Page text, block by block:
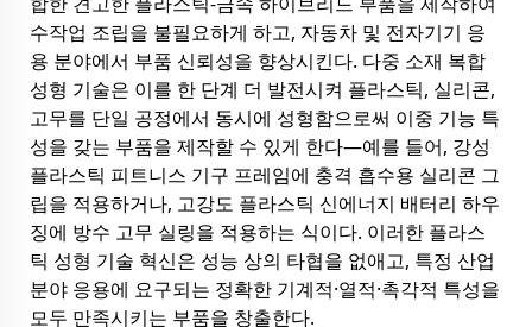
수작업 조립을 불필요하게 하고, 자동차 및 전자기기 응
용 분야에서 부품 신뢰성을 향상시킨다. 다중 소재 복합
성형 기술은 이를 한 단계 더 발전시켜 플라스틱, 실리콘,
고무를 단일 공정에서 동시에 성형함으로써 이중 기능 특
성을 갖는 부품을 제작할 수 있게 한다—예를 들어, 강성
플라스틱 피트니스 기구 프레임에 충격 흡수용 실리콘 그
립을 적용하거나, 고강도 플라스틱 신에너지 배터리 하우
징에 방수 고무 실링을 적용하는 식이다. 이러한 플라스
틱 성형 기술 혁신은 성능 상의 타협을 없애고, 특정 산업
분야 응용에 요구되는 정확한 기계적·열적·촉각적 특성을
모두 만족시키는 부품을 창출한다.